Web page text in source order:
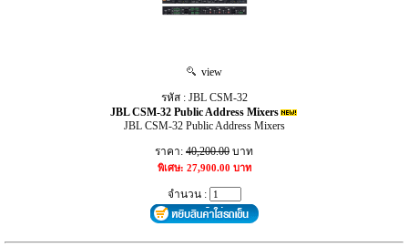
view
รหัส : JBL CSM-32
JBL CSM-32 Public Address Mixers
JBL CSM-32 Public Address Mixers
ราคา: 40,200.00 บาท
พิเศษ: 27,900.00 บาท
จำนวน :